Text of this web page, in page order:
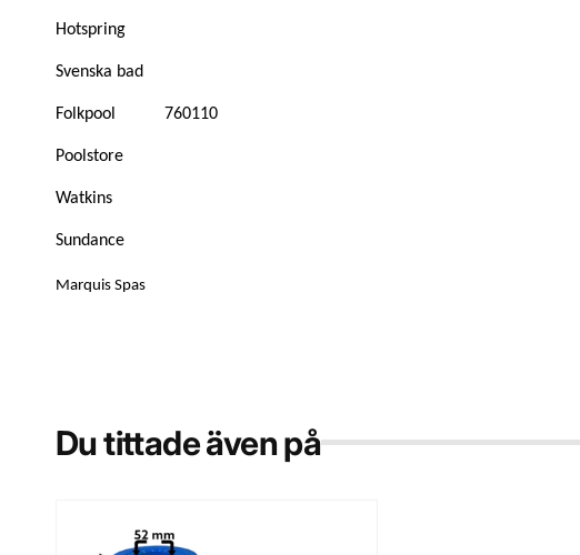
Hotspring
Svenska bad
Folkpool 760110
Poolstore
Watkins
Sundance
Marquis Spas
Du tittade även på